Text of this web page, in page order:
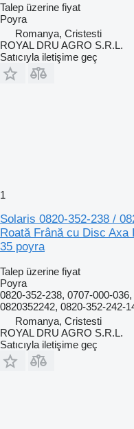
Talep üzerine fiyat
Poyra
Romanya, Cristesti
ROYAL DRU AGRO S.R.L.
Satıcıyla iletişime geç
1
Solaris 0820-352-238 /
Roată Frână cu Disc Axa
35 poyra
Talep üzerine fiyat
Poyra
0820-352-238, 0707-000-
0820352242, 0820-352-242-
Romanya, Cristesti
ROYAL DRU AGRO S.R.L.
Satıcıyla iletişime geç